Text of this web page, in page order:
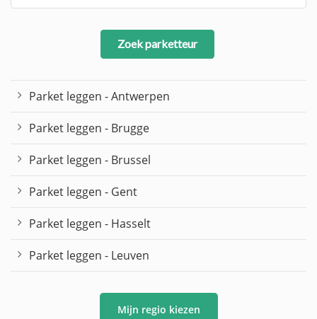
Zoek parketteur
Parket leggen - Antwerpen
Parket leggen - Brugge
Parket leggen - Brussel
Parket leggen - Gent
Parket leggen - Hasselt
Parket leggen - Leuven
Mijn regio kiezen